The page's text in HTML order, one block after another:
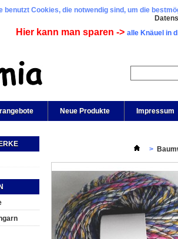
benutzt Cookies, die notwendig sind, um die
Hier kann man sparen -> alle Knäuel in
Neue Produkte Impressum
>